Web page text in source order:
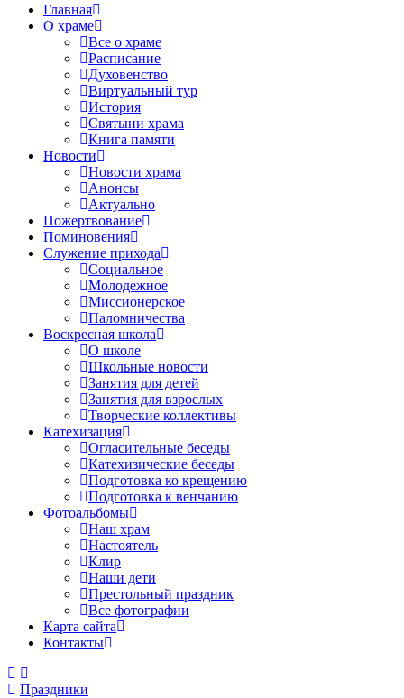
Главная
О храме
Все о храме
Расписание
Духовенство
Виртуальный тур
История
Святыни храма
Книга памяти
Новости
Новости храма
Анонсы
Актуально
Пожертвование
Поминовения
Служение прихода
Социальное
Молодежное
Миссионерское
Паломничества
Воскресная школа
О школе
Школьные новости
Занятия для детей
Занятия для взрослых
Творческие коллективы
Катехизация
Огласительные беседы
Катехизические беседы
Подготовка ко крещению
Подготовка к венчанию
Фотоальбомы
Наш храм
Настоятель
Клир
Наши дети
Престольный праздник
Все фотографии
Карта сайта
Контакты
Праздники